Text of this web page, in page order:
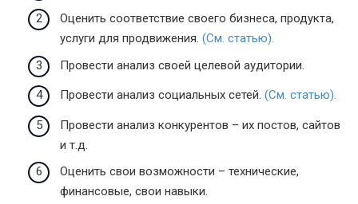
Оценить соответствие своего бизнеса, продукта,
услуги для продвижения. (См. статью).
Провести анализ своей целевой аудитории.
Провести анализ социальных сетей. (См. статью).
Провести анализ конкурентов – их постов, сайтов
и т.д.
Оценить свои возможности – технические,
финансовые, свои навыки.